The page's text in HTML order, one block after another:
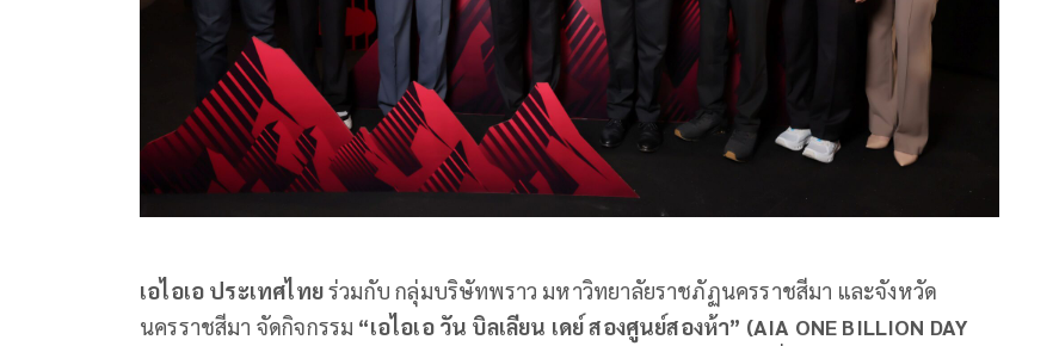
เอไอเอ ประเทศไทยร่วมกับ กลุ่มบริษัทพราว มหาวิทยาลัยราชภัฏนครราชสีมา และจังหวัด
นครราชสีมา จัดกิจกรรม “เอไอเอ วัน บิลเลียน เดย์ สองศูนย์สองห้า” (AIA ONE BILLION DAY